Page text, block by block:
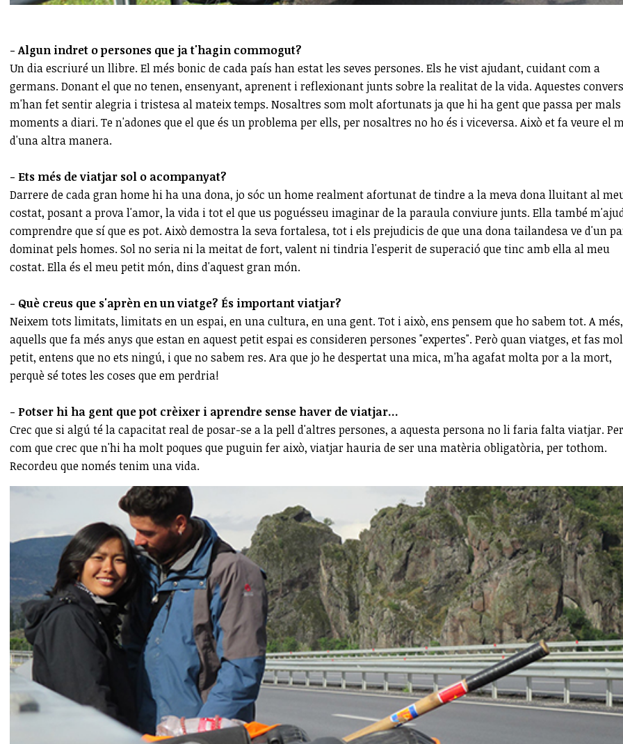
- Algun indret o persones que ja t'hagin commogut?
Un dia escriuré un llibre. El més bonic de cada país han estat les seves persones. Els he vist ajudant, cuidant com a
germans. Donant el que no tenen, ensenyant, aprenent i reflexionant junts sobre la realitat de la vida. Aquestes
m'han fet sentir alegria i tristesa al mateix temps. Nosaltres som molt afortunats ja que hi ha gent que passa per mals
moments a diari. Te n'adones que el que és un problema per ells, per nosaltres no ho és i viceversa. Això et fa veure el
d'una altra manera.
- Ets més de viatjar sol o acompanyat?
Darrere de cada gran home hi ha una dona, jo sóc un home realment afortunat de tindre a la meva dona lluitant al
costat, posant a prova l'amor, la vida i tot el que us poguésseu imaginar de la paraula conviure junts. Ella també
comprendre que sí que es pot. Això demostra la seva fortalesa, tot i els prejudicis de que una dona tailandesa ve d'un
dominat pels homes. Sol no seria ni la meitat de fort, valent ni tindria l'esperit de superació que tinc amb ella al meu
costat. Ella és el meu petit món, dins d'aquest gran món.
- Què creus que s'aprèn en un viatge? És important viatjar?
Neixem tots limitats, limitats en un espai, en una cultura, en una gent. Tot i això, ens pensem que ho sabem tot. A més,
aquells que fa més anys que estan en aquest petit espai es consideren persones "expertes". Però quan viatges, et fas
petit, entens que no ets ningú, i que no sabem res. Ara que jo he despertat una mica, m'ha agafat molta por a la mort,
perquè sé totes les coses que em perdria!
- Potser hi ha gent que pot crèixer i aprendre sense haver de viatjar...
Crec que si algú té la capacitat real de posar-se a la pell d'altres persones, a aquesta persona no li faria falta viatjar.
com que crec que n'hi ha molt poques que puguin fer això, viatjar hauria de ser una matèria obligatòria, per tothom.
Recordeu que només tenim una vida.